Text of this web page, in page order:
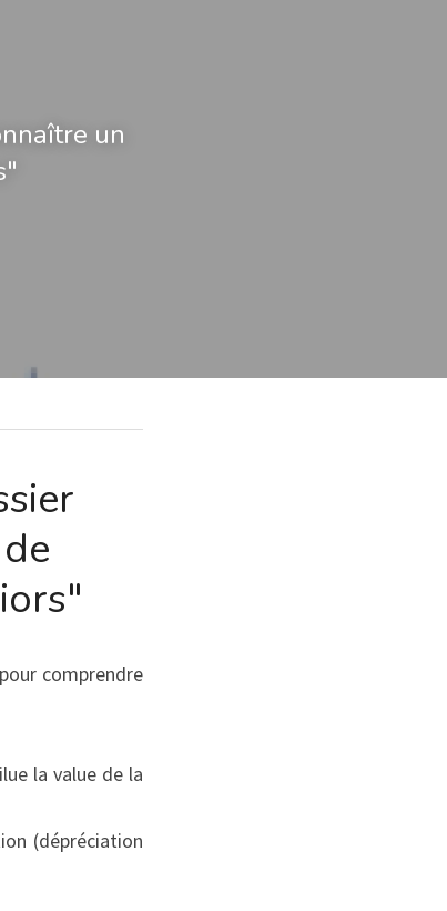
un
comprendre
la value de la
(dépréciation